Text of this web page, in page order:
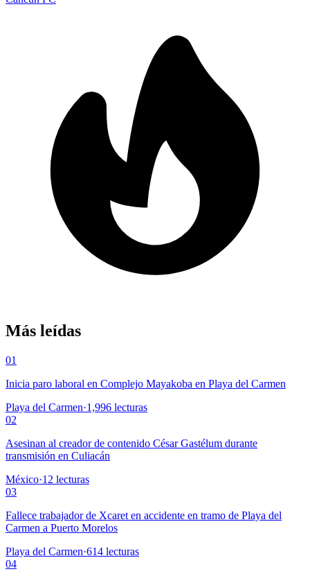
Más leídas
01
Inicia paro laboral en Complejo Mayakoba en Playa del Carmen
Playa del Carmen·1,996 lecturas
02
Asesinan al creador de contenido César Gastélum durante
transmisión en Culiacán
México·12 lecturas
03
Fallece trabajador de Xcaret en accidente en tramo de Playa del
Carmen a Puerto Morelos
Playa del Carmen·614 lecturas
04